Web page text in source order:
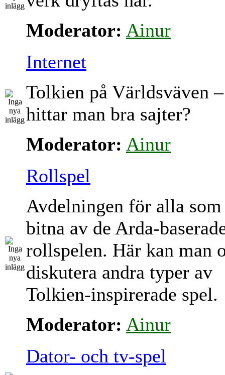
Moderator: Ainur
Internet
Tolkien på Världsväven
hittar man bra sajter?
Moderator: Ainur
Rollspel
Avdelningen för alla
bitna av de Arda-
rollspelen. Här kan man
diskutera andra typer av
Tolkien-inspirerade spel.
Moderator: Ainur
Dator- och tv-spel